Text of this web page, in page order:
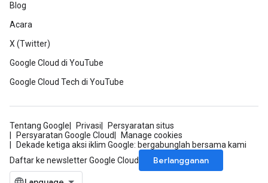
Blog
Acara
X (Twitter)
Google Cloud di YouTube
Google Cloud Tech di YouTube
Tentang Google Privasi
Persyaratan situs
Persyaratan Google Cloud
Manage cookies
Dekade ketiga aksi iklim Google: bergabunglah bersama kami
Daftar ke newsletter Google Cloud
Berlangganan